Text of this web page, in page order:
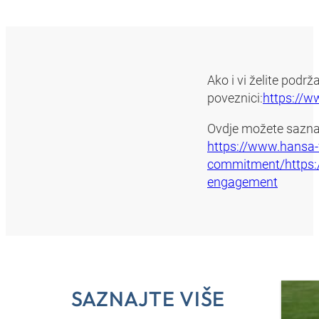
Ako i vi želite
poveznici:https://
Ovdje možete
https://
commitment/
engagement
SAZNAJTE VIŠE